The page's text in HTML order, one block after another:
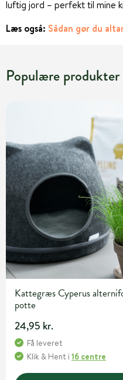
luftig jord – perfekt til mine
Læs også: Sådan gør du
Populære
Kattegræs Cyperus
potte
24,95 kr.
Få leveret
Klik & Hent i 16 centre